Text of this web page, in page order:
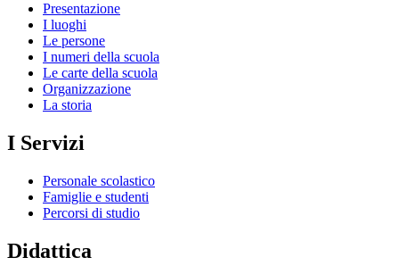
Presentazione
I luoghi
Le persone
I numeri della scuola
Le carte della scuola
Organizzazione
La storia
I Servizi
Personale scolastico
Famiglie e studenti
Percorsi di studio
Didattica